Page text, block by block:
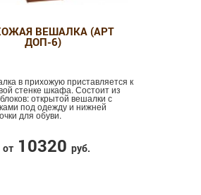
ВЕШАЛКА (АРТ
ДОП-6)
в прихожую приставляется к
стенке шкафа. Состоит из
открытой вешалки с
под одежду и нижней
для обуви.
от 10320 руб.